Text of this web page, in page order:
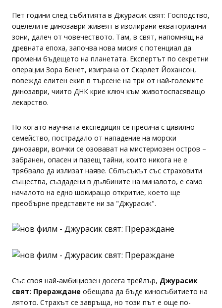
Пет години след събитията в Джурасик свят: Господство,
оцелелите динозаври живеят в изолирани екваториални
зони, далеч от човечеството. Там, в свят, напомнящ на
древната епоха, започва нова мисия с потенциал да
промени бъдещето на планетата. Експертът по секретни
операции Зора Бенет, изиграна от Скарлет Йохансон,
повежда елитен екип в търсене на три от най-големите
динозаври, чиито ДНК крие ключ към животоспасяващо
лекарство.
Но когато научната експедиция се пресича с цивилно
семейство, пострадало от нападение на морски
динозаври, всички се озовават на мистериозен остров –
забранен, опасен и пазещ тайни, които никога не е
трябвало да излизат наяве. Сблъсъкът със страховити
същества, създадени в дълбините на миналото, е само
началото на едно шокиращо откритие, което ще
преобърне представите ни за "Джурасик".
Със своя най-амбициозен досега трейлър, Джурасик
свят: Прераждане обещава да бъде киносъбитието на
лятото. Страхът се завръща, но този път е още по-